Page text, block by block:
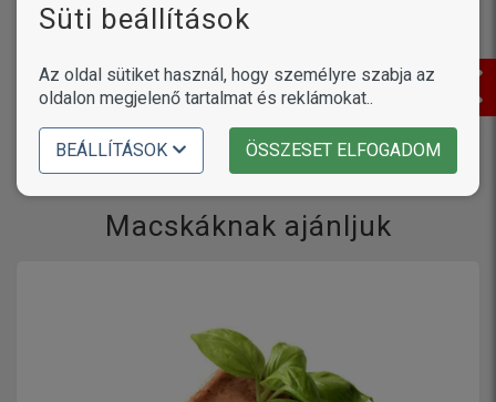
A kvízkérdések véletlenszerű sorrendben következnek egymás
után. Ha egy kérdésre helyesen válaszoltál, akkor az nem jelenik
meg többé, kivéve, ha újrakezded a játékot. Ehhez kattints az
"Újrakezdem" gombra akvízjáték oldalon.
Macskáknak ajánljuk
Süti beállítások
Az oldal sütiket használ, hogy személyre szabja az
oldalon megjelenő tartalmat és reklámokat..
BEÁLLÍTÁSOK ÖSSZESET ELFOGADOM